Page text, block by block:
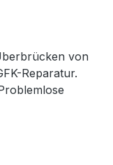
von
Reparatur.